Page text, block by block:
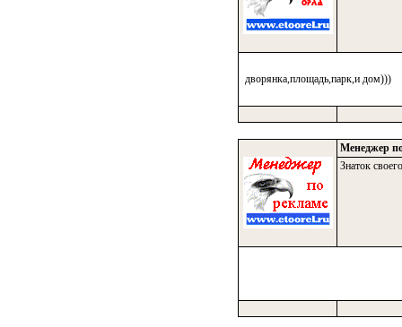
дворянка,площадь,парк,и дом)))
Менеджер
Знаток